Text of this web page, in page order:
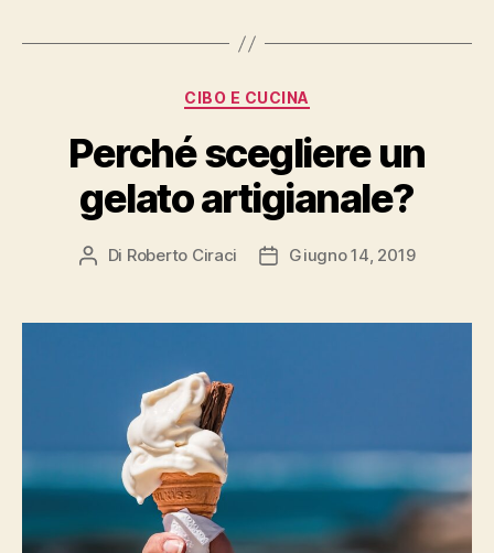
Categorie
CIBO E CUCINA
Perché scegliere un
gelato artigianale?
Autore
Di Roberto Ciraci
DataGiugno 14, 2019